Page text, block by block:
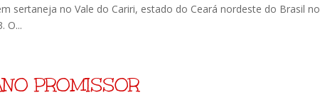
sertaneja no Vale do Cariri, estado do Ceará nordeste do Brasil
O...
PROMISSOR